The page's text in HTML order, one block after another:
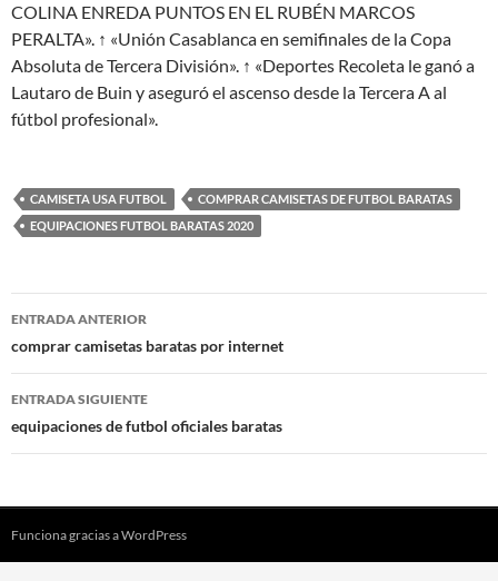
COLINA ENREDA PUNTOS EN EL RUBÉN MARCOS
PERALTA». ↑ «Unión Casablanca en semifinales de la Copa
Absoluta de Tercera División». ↑ «Deportes Recoleta le ganó a
Lautaro de Buin y aseguró el ascenso desde la Tercera A al
fútbol profesional».
CAMISETA USA FUTBOL
COMPRAR CAMISETAS DE FUTBOL BARATAS
EQUIPACIONES FUTBOL BARATAS 2020
Navegación
de
entradas
ENTRADA ANTERIOR
comprar camisetas baratas por internet
ENTRADA SIGUIENTE
equipaciones de futbol oficiales baratas
Funciona gracias a WordPress